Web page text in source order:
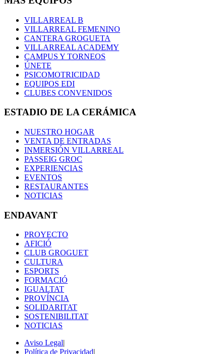
VILLARREAL B
VILLARREAL FEMENINO
CANTERA GROGUETA
VILLARREAL ACADEMY
CAMPUS Y TORNEOS
ÚNETE
PSICOMOTRICIDAD
EQUIPOS EDI
CLUBES CONVENIDOS
ESTADIO DE LA CERÁMICA
NUESTRO HOGAR
VENTA DE ENTRADAS
INMERSIÓN VILLARREAL
PASSEIG GROC
EXPERIENCIAS
EVENTOS
RESTAURANTES
NOTICIAS
ENDAVANT
PROYECTO
AFICIÓ
CLUB GROGUET
CULTURA
ESPORTS
FORMACIÓ
IGUALTAT
PROVÍNCIA
SOLIDARITAT
SOSTENIBILITAT
NOTICIAS
Aviso Legal|
Política de Privacidad|